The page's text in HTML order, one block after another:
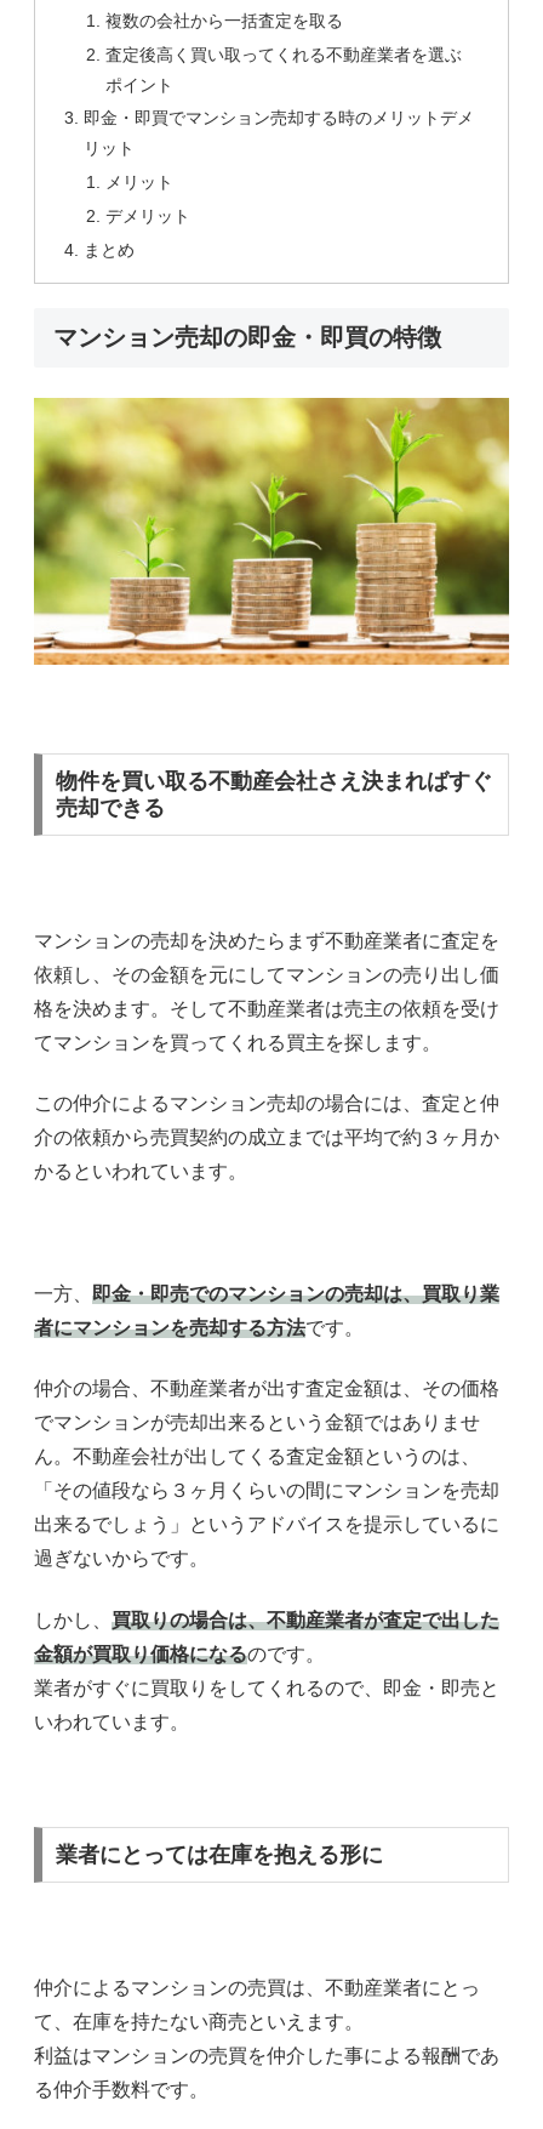
複数の会社から一括査定を取る
査定後高く買い取ってくれる不動産業者を選ぶ
ポイント
即金・即買でマンション売却する時のメリットデメ
リット
メリット
デメリット
まとめ
マンション売却の即金・即買の特徴
物件を買い取る不動産会社さえ決まればすぐ
売却できる
マンションの売却を決めたらまず不動産業者に査定を
依頼し、その金額を元にしてマンションの売り出し価
格を決めます。そして不動産業者は売主の依頼を受け
てマンションを買ってくれる買主を探します。
この仲介によるマンション売却の場合には、査定と仲
介の依頼から売買契約の成立までは平均で約３ヶ月か
かるといわれています。
一方、 即金・即売でのマンションの売却は、買取り業
者にマンションを売却する方法です。
仲介の場合、不動産業者が出す査定金額は、その価格
でマンションが売却出来るという金額ではありませ
ん。不動産会社が出してくる査定金額というのは、
「その値段なら３ヶ月くらいの間にマンションを売却
出来るでしょう」というアドバイスを提示しているに
過ぎないからです。
しかし、 買取りの場合は、不動産業者が査定で出した
金額が買取り価格になるのです。
業者がすぐに買取りをしてくれるので、即金・即売と
いわれています。
業者にとっては在庫を抱える形に
仲介によるマンションの売買は、不動産業者にとっ
て、在庫を持たない商売といえます。
利益はマンションの売買を仲介した事による報酬であ
る仲介手数料です。